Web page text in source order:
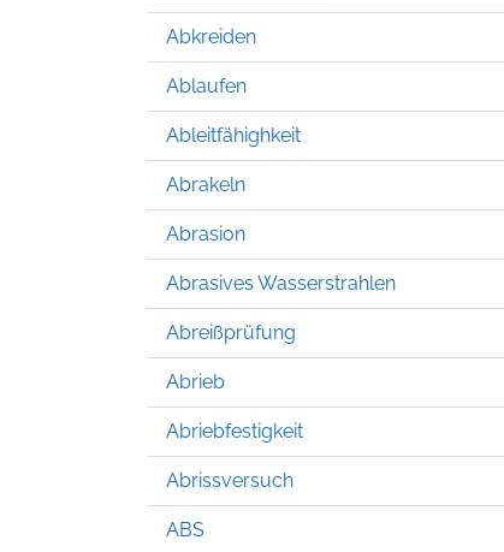
Abkreiden
Ablaufen
Ableitfähighkeit
Abrakeln
Abrasion
Abrasives Wasserstrahlen
Abreißprüfung
Abrieb
Abriebfestigkeit
Abrissversuch
ABS